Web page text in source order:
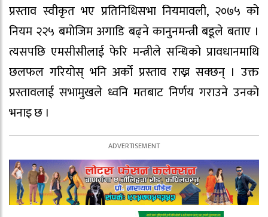
प्रस्ताव स्वीकृत भए प्रतिनिधिसभा नियमावली, २०७५ को
नियम २२५ बमोजिम अगाडि बढ्ने कानुनमन्त्री बडूले बताए ।
त्यसपछि एमसीसीलाई फेरि मन्त्रीले सन्धिको प्रावधानमाथि
छलफल गरियोस् भनि अर्को प्रस्ताव राख्न सक्छन् । उक्त
प्रस्तावलाई सभामुखले ध्वनि मतबाट निर्णय गराउने उनको
भनाइ छ ।